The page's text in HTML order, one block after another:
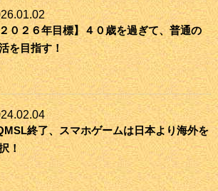
０２６年目標】４０歳を過ぎて、普通の
を目指す！
終了、スマホゲームは日本より海外を
！